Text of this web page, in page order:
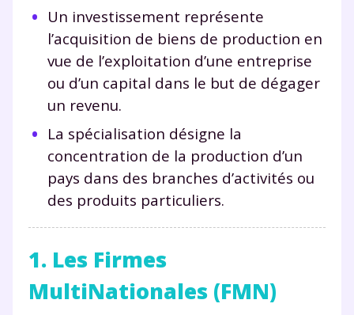
Un investissement représente
l’acquisition de biens de production en
vue de l’exploitation d’une entreprise
ou d’un capital dans le but de dégager
un revenu.
La spécialisation désigne la
concentration de la production d’un
pays dans des branches d’activités ou
des produits particuliers.
1. Les Firmes
MultiNationales (FMN)